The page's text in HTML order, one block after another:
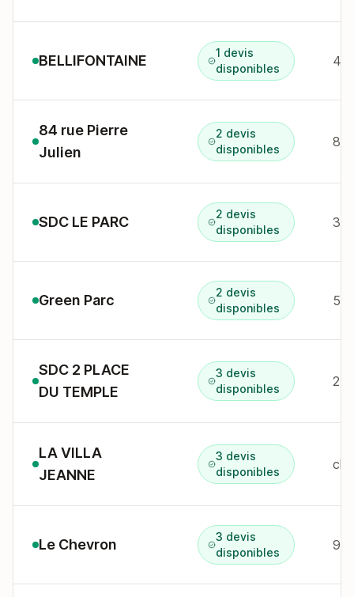
BELLIFONTAINE
1 devis
disponibles
84 rue Pierre
Julien
2 devis
disponibles
84
SDC LE PARC
2 devis
disponibles
33
Green Parc
2 devis
disponibles
50
SDC 2 PLACE
DU TEMPLE
3 devis
disponibles
2
LA VILLA
JEANNE
3 devis
disponibles
Le Chevron
3 devis
disponibles
9